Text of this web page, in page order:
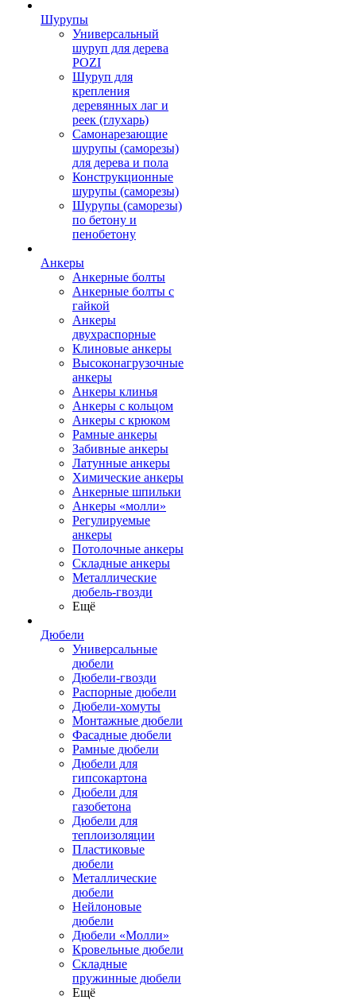
Шурупы
Универсальный
шуруп для дерева
POZI
Шуруп для
крепления
деревянных лаг и
реек (глухарь)
Самонарезающие
шурупы (саморезы)
для дерева и пола
Конструкционные
шурупы (саморезы)
Шурупы (саморезы)
по бетону и
пенобетону
Анкеры
Анкерные болты
Анкерные болты с
гайкой
Анкеры
двухраспорные
Клиновые анкеры
Высоконагрузочные
анкеры
Анкеры клинья
Анкеры с кольцом
Анкеры с крюком
Рамные анкеры
Забивные анкеры
Латунные анкеры
Химические анкеры
Анкерные шпильки
Анкеры «молли»
Регулируемые
анкеры
Потолочные анкеры
Складные анкеры
Металлические
дюбель-гвозди
Ещё
Дюбели
Универсальные
дюбели
Дюбели-гвозди
Распорные дюбели
Дюбели-хомуты
Монтажные дюбели
Фасадные дюбели
Рамные дюбели
Дюбели для
гипсокартона
Дюбели для
газобетона
Дюбели для
теплоизоляции
Пластиковые
дюбели
Металлические
дюбели
Нейлоновые
дюбели
Дюбели «Молли»
Кровельные дюбели
Складные
пружинные дюбели
Ещё